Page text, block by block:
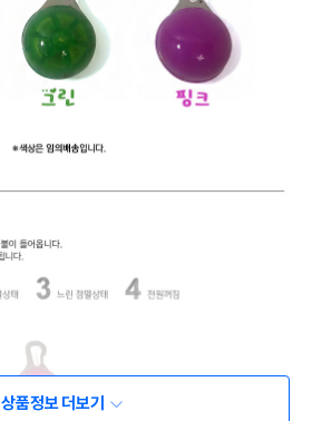
상품정보 더보기